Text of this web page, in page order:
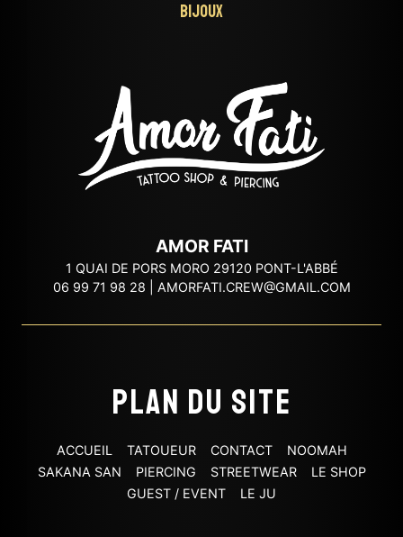
Bijoux
AMOR FATI
1 QUAI DE PORS MORO 29120 PONT-L'ABBÉ
06 99 71 98 28
AMORFATI.CREW@GMAIL.COM
Plan du site
ACCUEIL TATOUEUR CONTACT
NOOMAH
SAKANA SAN
PIERCING STREETWEAR
LE SHOP
GUEST / EVENT
LE JU